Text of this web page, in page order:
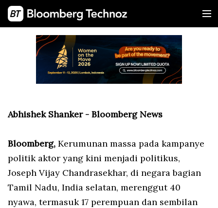
Abhishek Shanker - Bloomberg News
Bloomberg, Kerumunan massa pada kampanye
politik aktor yang kini menjadi politikus,
Joseph Vijay Chandrasekhar, di negara bagian
Tamil Nadu, India selatan, merenggut 40
nyawa, termasuk 17 perempuan dan sembilan